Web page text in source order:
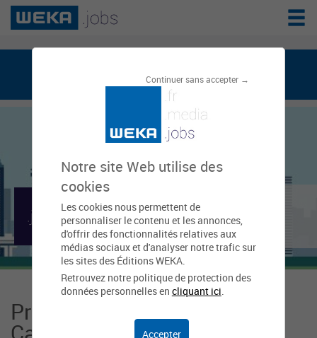
Continuer sans accepter →
Notre site Web utilise des
cookies
Les cookies nous permettent de
personnaliser le contenu et les annonces,
d'offrir des fonctionnalités relatives aux
médias sociaux et d'analyser notre trafic sur
les sites des Éditions WEKA.
Retrouvez notre politique de protection des
données personnelles en cliquant ici.
Accepter
weka.jobs, le réseau de l'emploi public
Mairie de Castres-
Gironde
Présentation Mairie de